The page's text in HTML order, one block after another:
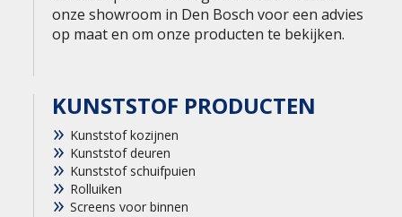
onze showroom in Den Bosch voor een advies
op maat en om onze producten te bekijken.
KUNSTSTOF PRODUCTEN
Kunststof kozijnen
Kunststof deuren
Kunststof schuifpuien
Rolluiken
Screens voor binnen